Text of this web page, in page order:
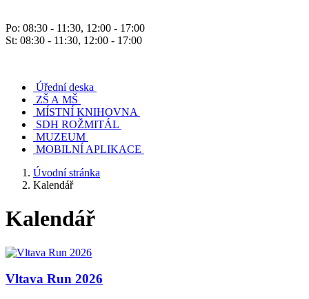
Po: 08:30 - 11:30, 12:00 - 17:00
St: 08:30 - 11:30, 12:00 - 17:00
Úřední deska
ZŠ A MŠ
MÍSTNÍ KNIHOVNA
SDH ROŽMITÁL
MUZEUM
MOBILNÍ APLIKACE
Úvodní stránka
Kalendář
Kalendář
Vltava Run 2026